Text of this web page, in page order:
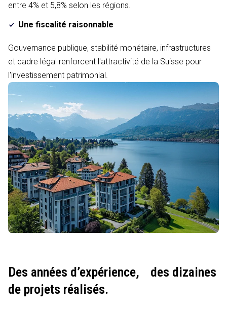
entre 4% et 5,8% selon les régions.
Une fiscalité raisonnable
Gouvernance publique, stabilité monétaire, infrastructures
et cadre légal renforcent l'attractivité de la Suisse pour
l'investissement patrimonial.
Des années d’expérience,
des dizaines
de projets réalisés.